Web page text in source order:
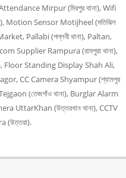
Mirpur (মিরপুর থানা), Wifi
Motion Sensor Motijheel (মতিঝিল
Pallabi (পল্লবী থানা), Paltan,
Supplier Rampura (রামপুরা থানা),
Floor Standing Display Shah Ali,
CC Camera Shyampur (শ্যামপুর
(তেজগাঁও থানা), Burglar Alarm
UttarKhan (উত্তরখান থানা), CCTV
(উত্তরা).